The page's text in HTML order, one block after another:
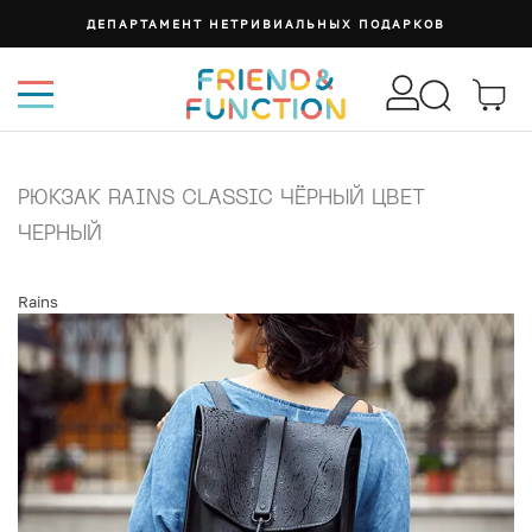
ДЕПАРТАМЕНТ НЕТРИВИАЛЬНЫХ ПОДАРКОВ
РЮКЗАК RAINS CLASSIC ЧЁРНЫЙ ЦВЕТ
ЧЕРНЫЙ
Rains